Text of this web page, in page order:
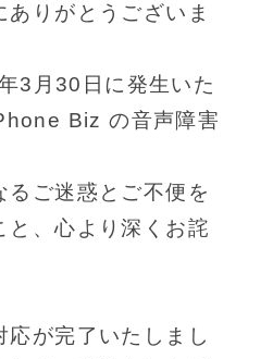
ありがとうございま
3月30日に発生いた
Biz の音声障害
るご迷惑とご不便を
と、心より深くお詫
応が完了いたしまし